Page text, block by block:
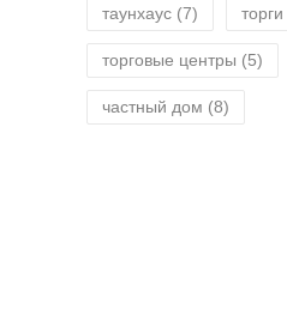
таунхаус (7) торги
торговые центры (5)
частный дом (8)